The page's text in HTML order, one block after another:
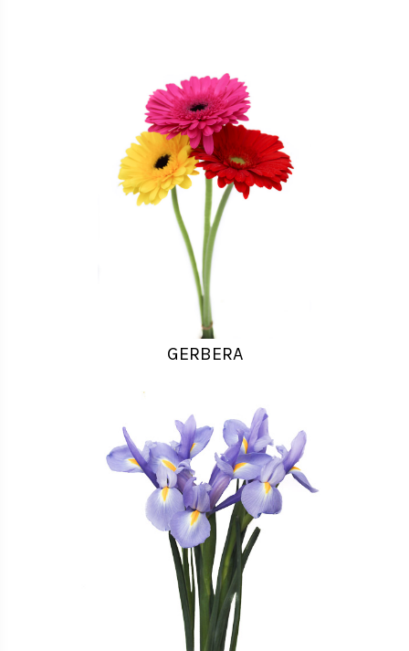
GERBERA